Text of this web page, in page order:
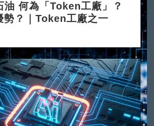
油 何為「Token工廠」？
勢？｜Token工廠之一